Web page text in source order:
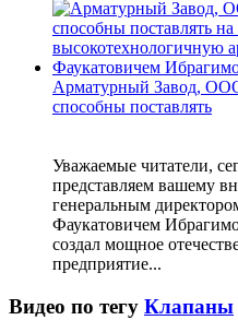
Арматурный Завод,
способны поставлять
Уважаемые читатели,
представляем вашему
генеральным
Фаукатовичем
создал мощное
предприятие...
Видео по тегу Клапаны